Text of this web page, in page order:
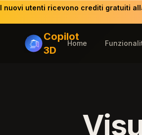
I nuovi utenti ricevono crediti gratuiti
Copilot
3D
Home